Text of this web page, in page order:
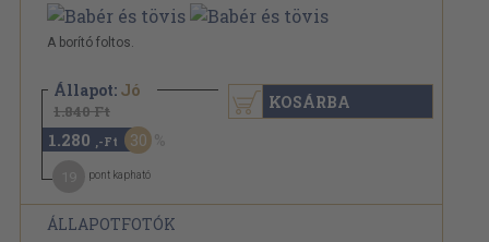
A borító foltos.
Állapot: Jó
1.840 Ft
1.280 ,-Ft 30
pont kapható
KOSÁRBA
ÁLLAPOTFOTÓK